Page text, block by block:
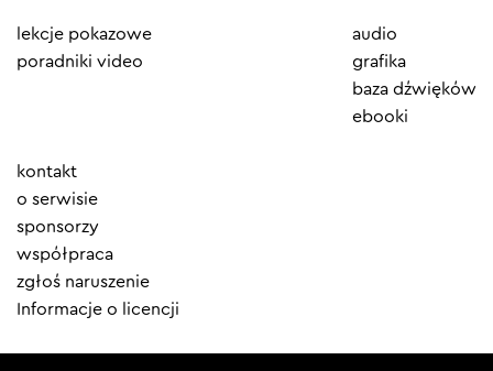
lekcje pokazowe
poradniki video
audio
grafika
baza dźwięków
ebooki
Element
menu
kontakt
o serwisie
sponsorzy
współpraca
zgłoś naruszenie
Informacje o licencji